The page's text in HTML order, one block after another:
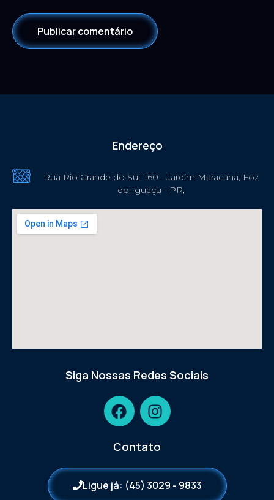
Endereço
Rua Rio Grande do Sul, 160 - Jardim Maracanã, Foz
do Iguaçu - PR,
Siga Nossas Redes Sociais
Contato
Ligue já: (45) 3029 - 9833